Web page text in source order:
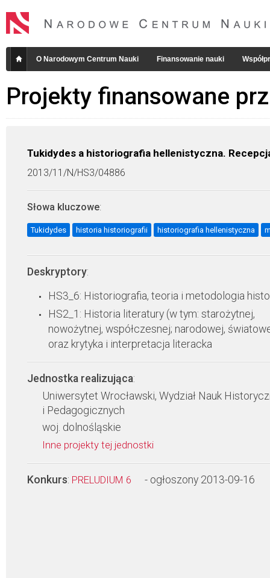
O Narodowym Centrum Nauki Finansowanie nauki
Projekty finansowane
Tukidydes a historiografia hellenistyczna.
2013/11/N/HS3/04886
Słowa kluczowe:
Tukidydes historia historiografii historiografia hellenistyczna
Deskryptory:
HS3_6: Historiografia, teoria i metodologia
HS2_1: Historia literatury (w tym: starożytnej,
nowożytnej, współczesnej; narodowej,
oraz krytyka i interpretacja literacka
Jednostka realizująca:
Uniwersytet Wrocławski, Wydział Nauk
i Pedagogicznych
woj. dolnośląskie
Inne projekty tej jednostki
Konkurs: PRELUDIUM 6 - ogłoszony 2013-09-16